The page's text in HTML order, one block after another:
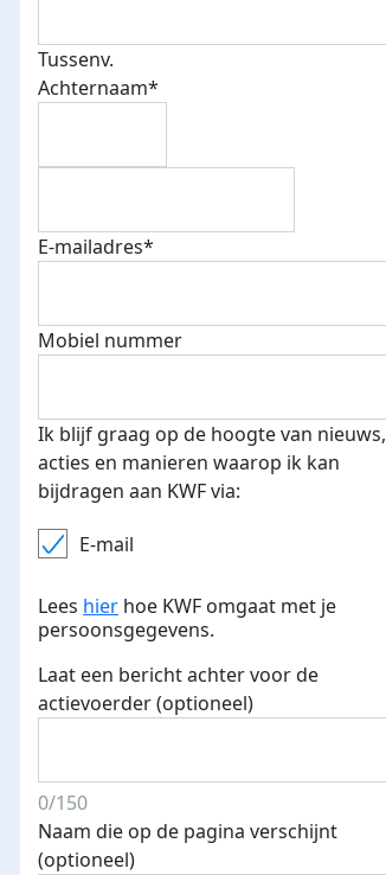
E-mails verstuurd
€500 euro opgehaald: t-shirt
Tussenv.
Achternaam*
E-mailadres*
Mobiel nummer
Ik blijf graag op de hoogte van nieuws,
acties en manieren waarop ik kan
bijdragen aan KWF via:
E-mail
Lees hier hoe KWF omgaat met je
persoonsgegevens.
Laat een bericht achter voor de
actievoerder (optioneel)
0/150
Naam die op de pagina verschijnt
(optioneel)